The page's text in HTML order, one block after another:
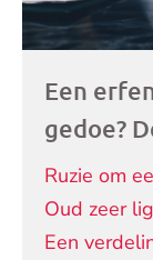
Een
gedoe?
Ruzie om
Oud zeer
Een